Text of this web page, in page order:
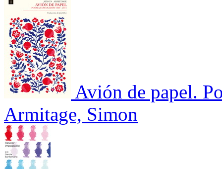
Avión de papel.
Armitage, Simon